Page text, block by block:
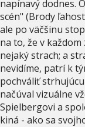
napínavý dodnes.
scén" (Brody
ale po väčšinu
na to, že v
nejaký strach; a
nevidíme, patrí k
pochváliť
načúval vizuálne
Spielbergovi a
kiná - ako sa